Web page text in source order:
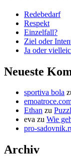
Redebedarf
Respekt
Einzelfall?
Ziel oder
Ja oder
Neueste
sportiva bola
Ethan zu
eva zu Wie
pro-
Archiv